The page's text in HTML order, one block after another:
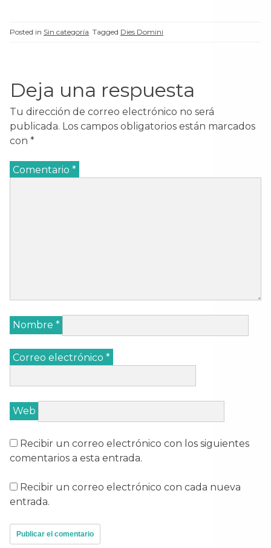
discípulos de Jesús
Posted in Sin categoría Tagged Dies Domini
Deja una respuesta
Tu dirección de correo electrónico no será
publicada. Los campos obligatorios están marcados
con *
Comentario *
Nombre *
Correo electrónico *
Web
Recibir un correo electrónico con los siguientes
comentarios a esta entrada.
Recibir un correo electrónico con cada nueva
entrada.